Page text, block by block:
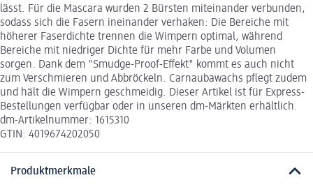
lässt. Für die Mascara wurden 2 Bürsten miteinander verbunden,
sodass sich die Fasern ineinander verhaken: Die Bereiche mit
höherer Faserdichte trennen die Wimpern optimal, während
Bereiche mit niedriger Dichte für mehr Farbe und Volumen
sorgen. Dank dem "Smudge-Proof-Effekt" kommt es auch nicht
zum Verschmieren und Abbröckeln. Carnaubawachs pflegt zudem
und hält die Wimpern geschmeidig. Dieser Artikel ist für Express-
Bestellungen verfügbar oder in unseren dm-Märkten erhältlich.
dm-Artikelnummer: 1615310
GTIN: 4019674202050
Produktmerkmale